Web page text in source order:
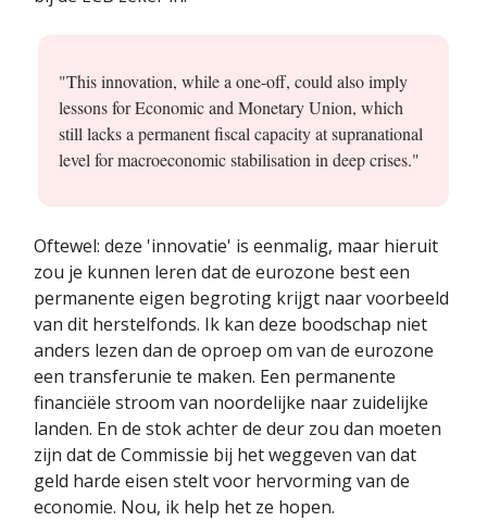
"This innovation, while a one-off, could also imply
lessons for Economic and Monetary Union, which
still lacks a permanent fiscal capacity at supranational
level for macroeconomic stabilisation in deep crises."
Oftewel: deze 'innovatie' is eenmalig, maar hieruit
zou je kunnen leren dat de eurozone best een
permanente eigen begroting krijgt naar voorbeeld
van dit herstelfonds. Ik kan deze boodschap niet
anders lezen dan de oproep om van de eurozone
een transferunie te maken. Een permanente
financiële stroom van noordelijke naar zuidelijke
landen. En de stok achter de deur zou dan moeten
zijn dat de Commissie bij het weggeven van dat
geld harde eisen stelt voor hervorming van de
economie. Nou, ik help het ze hopen.